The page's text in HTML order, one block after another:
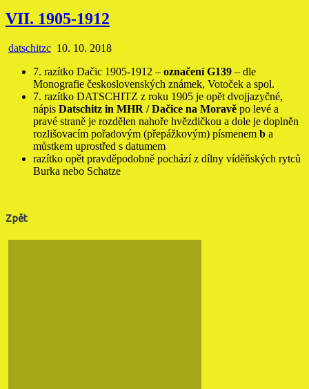
VII. 1905-1912
datschitzc 10. 10. 2018
7. razítko Dačic 1905-1912 – označení G139 – dle
Monografie československých známek, Votoček a spol.
7. razítko DATSCHITZ z roku 1905 je opět dvojjazyčné,
nápis Datschitz in MHR / Dačice na Moravě po levé a
pravé straně je rozdělen nahoře hvězdičkou a dole je doplněn
rozlišovacím pořadovým (přepážkovým) písmenem b a
můstkem uprostřed s datumem
razítko opět pravděpodobně pochází z dílny víděňských rytců
Burka nebo Schatze
Zpět